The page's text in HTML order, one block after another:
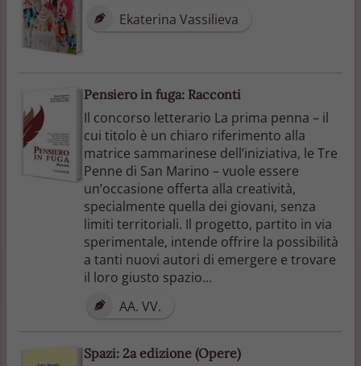
Ekaterina Vassilieva
Pensiero in fuga: Racconti
Il concorso letterario La prima penna – il
cui titolo è un chiaro riferimento alla
matrice sammarinese dell’iniziativa, le Tre
Penne di San Marino – vuole essere
un’occasione offerta alla creatività,
specialmente quella dei giovani, senza
limiti territoriali. Il progetto, partito in via
sperimentale, intende offrire la possibilità
a tanti nuovi autori di emergere e trovare
il loro giusto spazio...
AA. VV.
Spazi: 2a edizione (Opere)